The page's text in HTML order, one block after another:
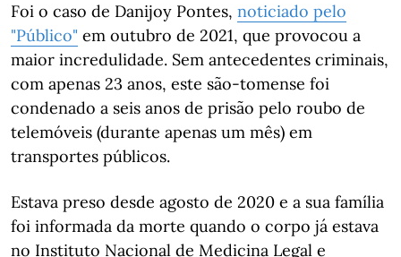
Foi o caso de Danijoy Pontes, noticiado pelo
"Público" em outubro de 2021, que provocou a
maior incredulidade. Sem antecedentes criminais,
com apenas 23 anos, este são-tomense foi
condenado a seis anos de prisão pelo roubo de
telemóveis (durante apenas um mês) em
transportes públicos.
Estava preso desde agosto de 2020 e a sua família
foi informada da morte quando o corpo já estava
no Instituto Nacional de Medicina Legal e